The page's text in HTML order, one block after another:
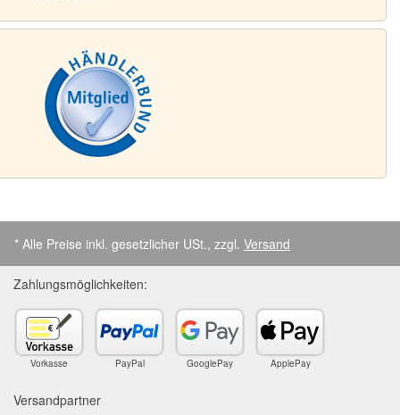
* Alle Preise inkl. gesetzlicher USt., zzgl. Versand
Zahlungsmöglichkeiten:
Vorkasse PayPal GooglePay ApplePay
Versandpartner